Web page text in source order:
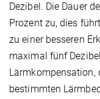
Dezibel. Die Dauer
Prozent zu, dies
zu einer besseren
maximal fünf
Lärmkompensation,
bestimmten